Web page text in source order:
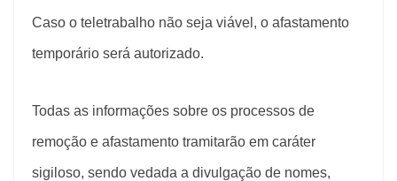
Caso o teletrabalho não seja viável, o afastamento
temporário será autorizado.
Todas as informações sobre os processos de
remoção e afastamento tramitarão em caráter
sigiloso, sendo vedada a divulgação de nomes,